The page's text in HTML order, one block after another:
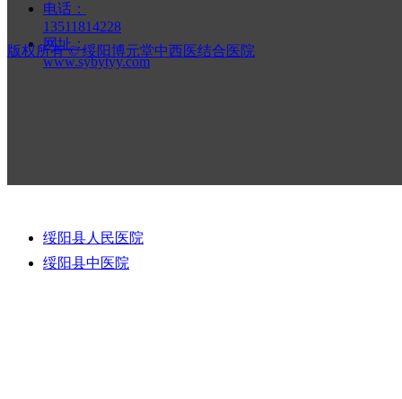
电话：
13511814228
网址：
www.sybytyy.com
版权所有 © 绥阳博元堂中西医结合医院
绥阳县人民医院
绥阳县中医院